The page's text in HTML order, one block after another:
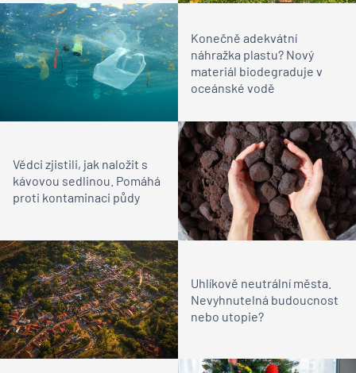
Konečně adekvátní
náhražka plastu? Nový
materiál biodegraduje v
oceánské vodě
Vědci zjistili, jak naložit s
kávovou sedlinou. Pomáhá
proti kontaminaci půdy
Uhlíkově neutrální města.
Nevyhnutelná budoucnost
nebo utopie?